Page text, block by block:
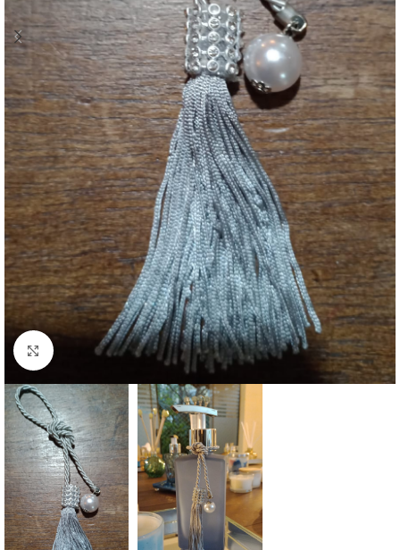
Clique para ampliar